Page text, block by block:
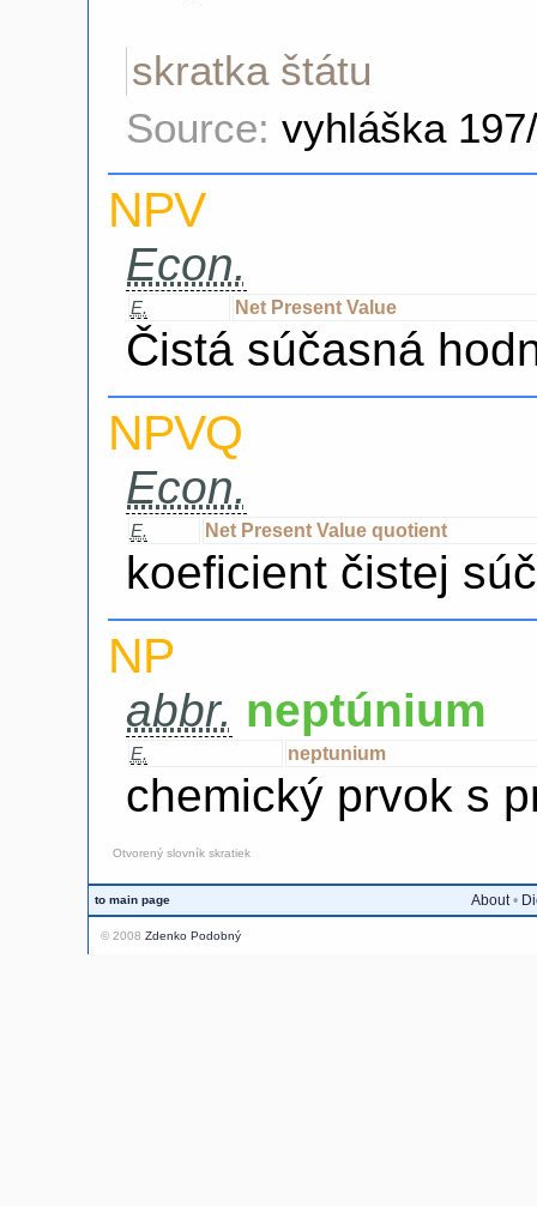
skratka štátu
Source: vyhláška
NPV
Econ.
E. Net Present Value
Čistá súčasná
NPVQ
Econ.
E. Net Present Value quotient
koeficient čistej
NP
abbr. neptúnium
E. neptunium
chemický prvok s
Otvorený slovník skratiek
to main page About•
© 2008 Zdenko Podobný